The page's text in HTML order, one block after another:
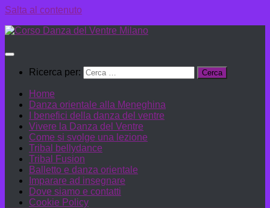
Salta al contenuto
Ricerca per:
Home
Danza orientale alla Meneghina
I benefici della danza del ventre
Vivere la Danza del Ventre
Come si svolge una lezione
Tribal bellydance
Tribal Fusion
Balletto e danza orientale
Imparare ad insegnare
Dove siamo e contatti
Cookie Policy